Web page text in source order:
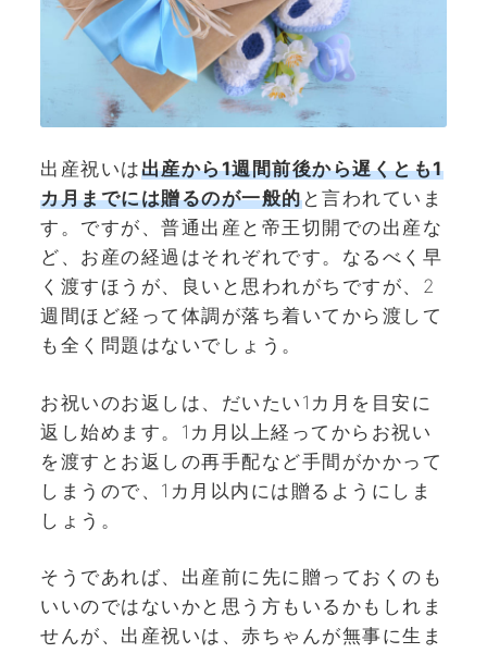
出産祝いは出産から1週間前後から遅くとも1
カ月までには贈るのが一般的と言われていま
す。ですが、普通出産と帝王切開での出産な
ど、お産の経過はそれぞれです。なるべく早
く渡すほうが、良いと思われがちですが、2
週間ほど経って体調が落ち着いてから渡して
も全く問題はないでしょう。
お祝いのお返しは、だいたい1カ月を目安に
返し始めます。1カ月以上経ってからお祝い
を渡すとお返しの再手配など手間がかかって
しまうので、1カ月以内には贈るようにしま
しょう。
そうであれば、出産前に先に贈っておくのも
いいのではないかと思う方もいるかもしれま
せんが、出産祝いは、赤ちゃんが無事に生ま